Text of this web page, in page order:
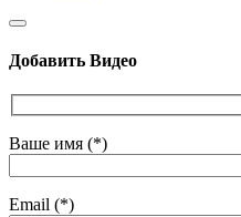
Добавить Видео
Ваше имя (*)
Email (*)